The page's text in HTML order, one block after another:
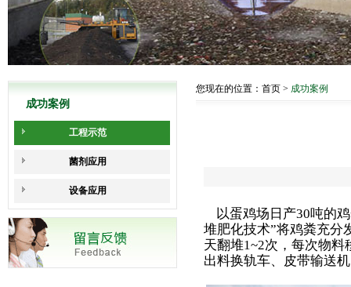
成功案例
工程示范
菌剂应用
设备应用
您现在的位置： 首页 > 成功案例
以蛋鸡场日产30吨的
堆肥化技术”将鸡粪充分
天翻堆1~2次，每次物
出料换轨车、皮带输送